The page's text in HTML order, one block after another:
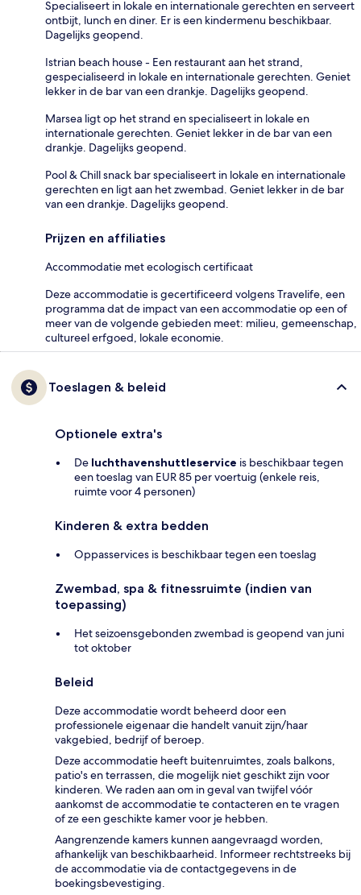
Specialiseert in lokale en internationale gerechten en serveert
ontbijt, lunch en diner. Er is een kindermenu beschikbaar.
Dagelijks geopend.
Istrian beach house - Een restaurant aan het strand,
gespecialiseerd in lokale en internationale gerechten. Geniet
lekker in de bar van een drankje. Dagelijks geopend.
Marsea ligt op het strand en specialiseert in lokale en
internationale gerechten. Geniet lekker in de bar van een
drankje. Dagelijks geopend.
Pool & Chill snack bar specialiseert in lokale en internationale
gerechten en ligt aan het zwembad. Geniet lekker in de bar
van een drankje. Dagelijks geopend.
Prijzen en affiliaties
Accommodatie met ecologisch certificaat
Deze accommodatie is gecertificeerd volgens Travelife, een
programma dat de impact van een accommodatie op een of
meer van de volgende gebieden meet: milieu, gemeenschap,
cultureel erfgoed, lokale economie.
Toeslagen & beleid
Optionele extra's
De luchthavenshuttleservice is beschikbaar tegen
een toeslag van EUR 85 per voertuig (enkele reis,
ruimte voor 4 personen)
Kinderen & extra bedden
Oppasservices is beschikbaar tegen een toeslag
Zwembad, spa & fitnessruimte (indien van
toepassing)
Het seizoensgebonden zwembad is geopend van juni
tot oktober
Beleid
Deze accommodatie wordt beheerd door een
professionele eigenaar die handelt vanuit zijn/haar
vakgebied, bedrijf of beroep.
Deze accommodatie heeft buitenruimtes, zoals balkons,
patio's en terrassen, die mogelijk niet geschikt zijn voor
kinderen. We raden aan om in geval van twijfel vóór
aankomst de accommodatie te contacteren en te vragen
of ze een geschikte kamer voor je hebben.
Aangrenzende kamers kunnen aangevraagd worden,
afhankelijk van beschikbaarheid. Informeer rechtstreeks bij
de accommodatie via de contactgegevens in de
boekingsbevestiging.